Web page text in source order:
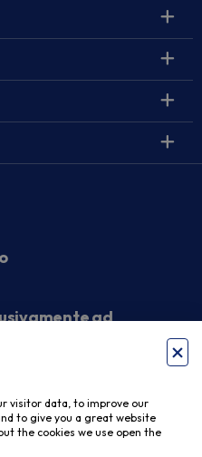
ad
visitor data, to improve our
to give you a great website
the cookies we use open the